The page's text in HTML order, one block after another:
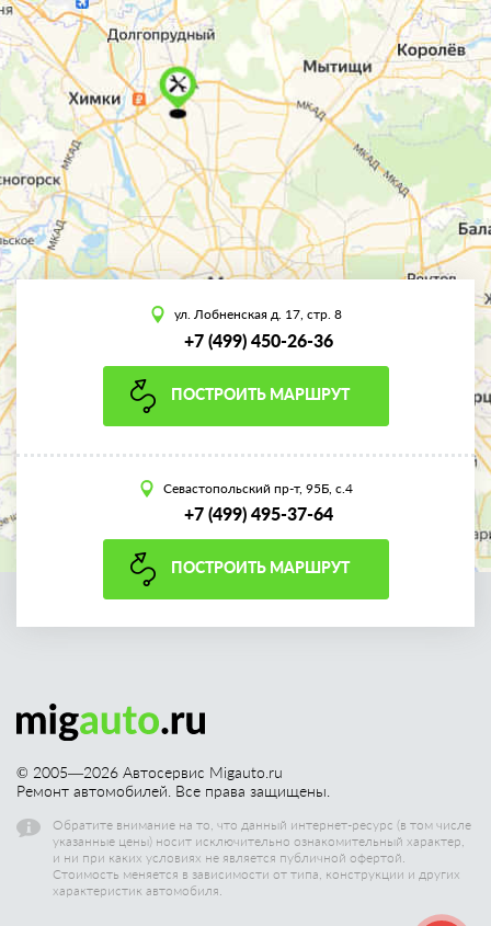
ул. Лобненская д. 17, стр. 8
+7 (499) 450-26-36
ПОСТРОИТЬ МАРШРУТ
Севастопольский пр-т, 95Б, с.4
+7 (499) 495-37-64
ПОСТРОИТЬ МАРШРУТ
© 2005—2026 Автосервис Migauto.ru
Ремонт автомобилей. Все права защищены.
Обратите внимание на то, что данный интернет-ресурс (в том числе
указанные цены) носит исключительно ознакомительный характер,
и ни при каких условиях не является публичной офертой.
Стоимость меняется в зависимости от типа, конструкции и других
характеристик автомобиля.